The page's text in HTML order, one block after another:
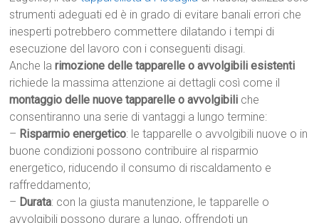
strumenti adeguati ed è in grado di evitare banali errori che
inesperti potrebbero commettere dilatando i tempi di
esecuzione del lavoro con i conseguenti disagi.
Anche larimozione delle tapparelle o avvolgibili esistenti
richiede la massima attenzione ai dettagli così come il
montaggio delle nuove tapparelle o avvolgibili che
consentiranno una serie di vantaggi a lungo termine:
– Risparmio energetico: le tapparelle o avvolgibili nuove o in
buone condizioni possono contribuire al risparmio
energetico, riducendo il consumo di riscaldamento e
raffreddamento;
– Durata: con la giusta manutenzione, le tapparelle o
avvolgibili possono durare a lungo, offrendoti un